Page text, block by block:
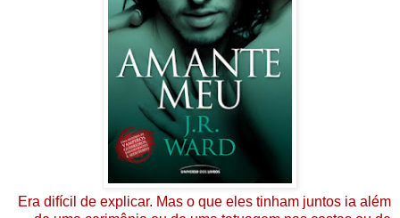
Era difícil de explicar. Mas o que eles tinham juntos ia além